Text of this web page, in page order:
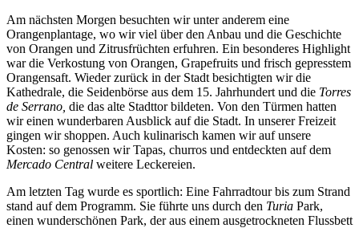
Am nächsten Morgen besuchten wir unter anderem eine
Orangenplantage, wo wir viel über den Anbau und die Geschichte
von Orangen und Zitrusfrüchten erfuhren. Ein besonderes Highlight
war die Verkostung von Orangen, Grapefruits und frisch gepresstem
Orangensaft. Wieder zurück in der Stadt besichtigten wir die
Kathedrale, die Seidenbörse aus dem 15. Jahrhundert und die Torres
de Serrano, die das alte Stadttor bildeten. Von den Türmen hatten
wir einen wunderbaren Ausblick auf die Stadt. In unserer Freizeit
gingen wir shoppen. Auch kulinarisch kamen wir auf unsere
Kosten: so genossen wir Tapas, churros und entdeckten auf dem
Mercado Central weitere Leckereien.
Am letzten Tag wurde es sportlich: Eine Fahrradtour bis zum Strand
stand auf dem Programm. Sie führte uns durch den Turia Park,
einen wunderschönen Park, der aus einem ausgetrockneten Flussbett